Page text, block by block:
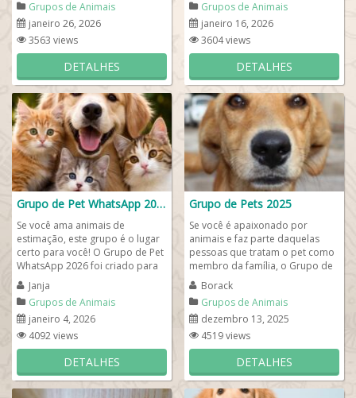
Grupos de Animais
janeiro 26, 2026
3563 views
DETALHES
Grupos de Animais
janeiro 16, 2026
3604 views
DETALHES
Grupo de Pet WhatsApp 2026
Se você ama animais de
estimação, este grupo é o lugar
certo para você! O Grupo de Pet
WhatsApp 2026 foi criado para
reunir pessoas apaixonadas por
cães,...
Janja
Grupos de Animais
janeiro 4, 2026
4092 views
DETALHES
Grupo de Pets 2025
Se você é apaixonado por
animais e faz parte daquelas
pessoas que tratam o pet como
membro da família, o Grupo de
Pets 2025 é o lugar certo para
você. Aqui...
Borack
Grupos de Animais
dezembro 13, 2025
4519 views
DETALHES